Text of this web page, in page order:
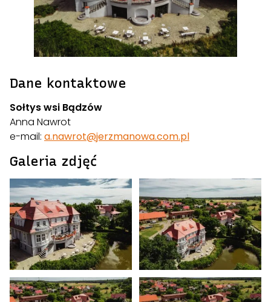
Dane kontaktowe
Sołtys wsi Bądzów
Anna Nawrot
e-mail: a.nawrot@jerzmanowa.com.pl
Galeria zdjęć